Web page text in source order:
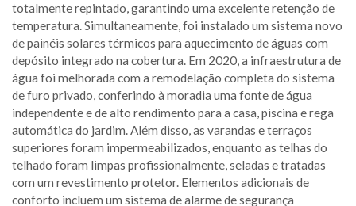
totalmente repintado, garantindo uma excelente retenção de
temperatura. Simultaneamente, foi instalado um sistema novo
de painéis solares térmicos para aquecimento de águas com
depósito integrado na cobertura. Em 2020, a infraestrutura de
água foi melhorada com a remodelação completa do sistema
de furo privado, conferindo à moradia uma fonte de água
independente e de alto rendimento para a casa, piscina e rega
automática do jardim. Além disso, as varandas e terraços
superiores foram impermeabilizados, enquanto as telhas do
telhado foram limpas profissionalmente, seladas e tratadas
com um revestimento protetor. Elementos adicionais de
conforto incluem um sistema de alarme de segurança